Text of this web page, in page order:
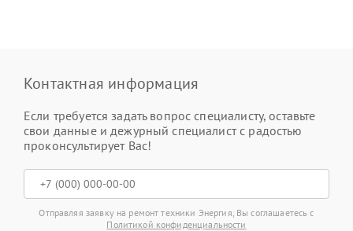
Контактная информация
Если требуется задать вопрос специалисту, оставьте
свои данные и дежурный специалист с радостью
проконсультирует Вас!
Отправляя заявку на ремонт техники Энергия, Вы соглашаетесь с
Политикой конфиденциальности